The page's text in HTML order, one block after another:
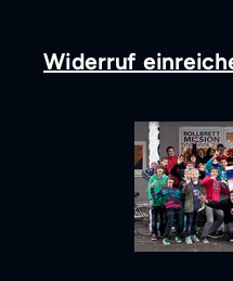
Widerruf